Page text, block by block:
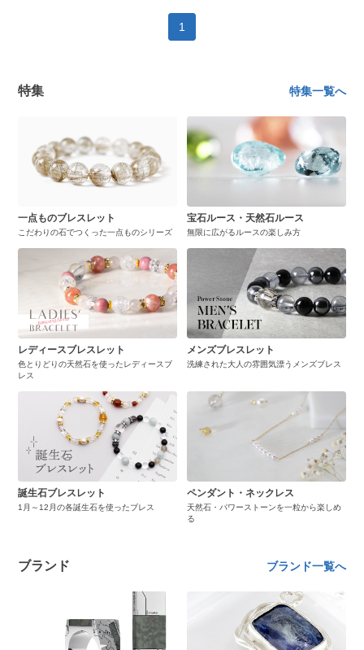
1
特集 特集一覧へ
一点ものブレスレット
こだわりの石でつくった一点ものシリーズ
宝石ルース・天然石ルース
無限に広がるルースの楽しみ方
レディースブレスレット
色とりどりの天然石を使ったレディースブ
レス
メンズブレスレット
洗練された大人の雰囲気漂うメンズブレス
誕生石ブレスレット
1月～12月の各誕生石を使ったブレス
ペンダント・ネックレス
天然石・パワーストーンを一粒から楽しめ
る
ブランド ブランド一覧へ